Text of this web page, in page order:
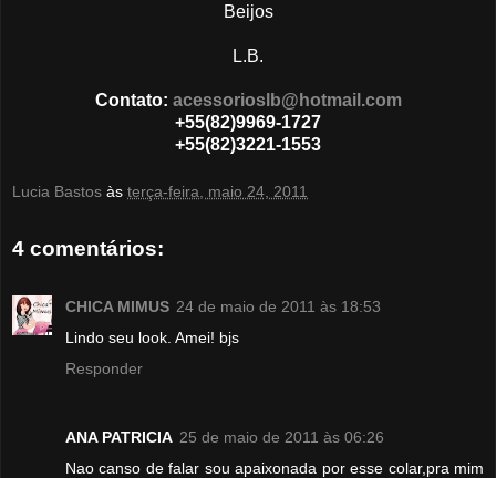
Beijos
L.B.
Contato: acessorioslb@hotmail.com
+55(82)9969-1727
+55(82)3221-1553
Lucia Bastos às terça-feira, maio 24, 2011
4 comentários:
CHICA MIMUS 24 de maio de 2011 às 18:53
Lindo seu look. Amei! bjs
Responder
ANA PATRICIA 25 de maio de 2011 às 06:26
Nao canso de falar sou apaixonada por esse colar,pra mim